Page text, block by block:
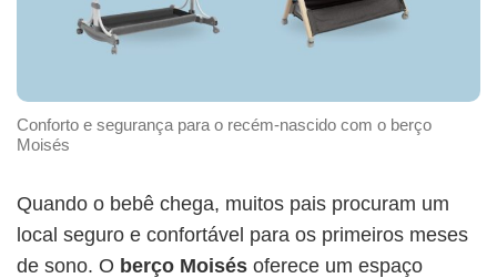
Conforto e segurança para o recém-nascido com o berço
Moisés
Quando o bebê chega, muitos pais procuram um
local seguro e confortável para os primeiros meses
de sono. O berço Moisés oferece um espaço